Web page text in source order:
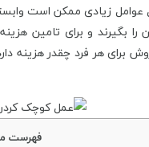
زیادی ممکن است
را بگیرند و برای تامین
برای هر فرد چقدر هزینه
فهرست